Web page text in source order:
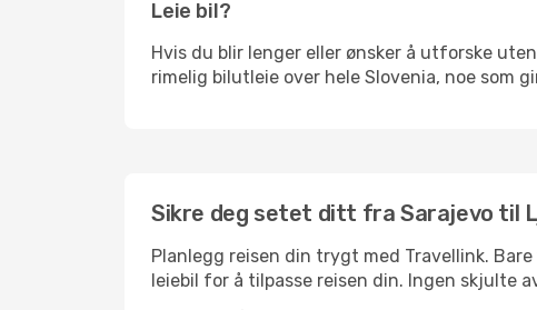
Leie bil?
Hvis du blir lenger eller ønsker å utforske
rimelig bilutleie over hele Slovenia, noe som
Sikre deg setet ditt fra Sarajevo til
Planlegg reisen din trygt med Travellink.
leiebil for å tilpasse reisen din. Ingen skjulte